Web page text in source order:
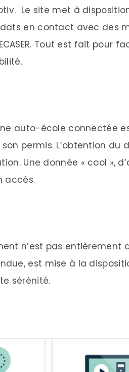
Le site met à
en contact avec des
Tout est fait pour
auto-école connectée
permis. L’obtention
Une donnée « cool »,
accès.
n’est pas entièrement
est mise à la
sérénité.